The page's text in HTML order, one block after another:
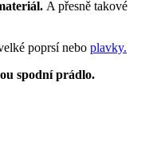
A přesně takové
poprsí nebo plavky.
spodní prádlo.